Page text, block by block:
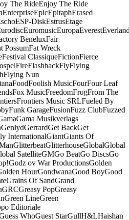
The RideEnjoy The Ride
EnterpriseEpicEpitaphErased
ESP-DiskEstrusEtage
EuromusicEuropaEverest
BeneluxFair
PossumFat Wreck
Festival ClassiqueFictionFierce
FireFlashbackFlyFlying
Flying Nun
FoodFoolish MusicFourFour Leaf
Fox MusicFreedomFrogFrom The
Frontiers Music SRLFueled By
Funk GarageFusionFuzz ClubFuzzed
Gama Musikverlags
GenlydGerrardGet BackGet
InternationalGiantGiants Of
GlitterbeatGlitterhouseGlobalGlobal
SatelliteGMGo BeatGo DiscsGo
Godz ov War ProductionsGolden
HourGondwanaGood BoyGood
Grains Of SandGrand
GRCGreasy PopGreasy
Green LineGreen
Editoriale
WhoGuest StarGullH&LHaishan